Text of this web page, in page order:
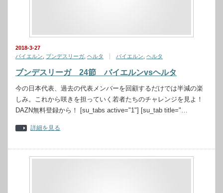
2018-3-27
バイエルン
ブンデスリーガ ヘルタ バイエルン ヘルタ
ブンデスリーガ 24節 バイエルンvsヘルタ
今の日本代表、過去の代表メンバーを回顧するだけでは半減の楽
しみ。これから咲きを担っていく若者たちのチャレンジを見よ！
DAZN無料登録から！ [su_tabs active="1"] [su_tab title="…
詳細を見る